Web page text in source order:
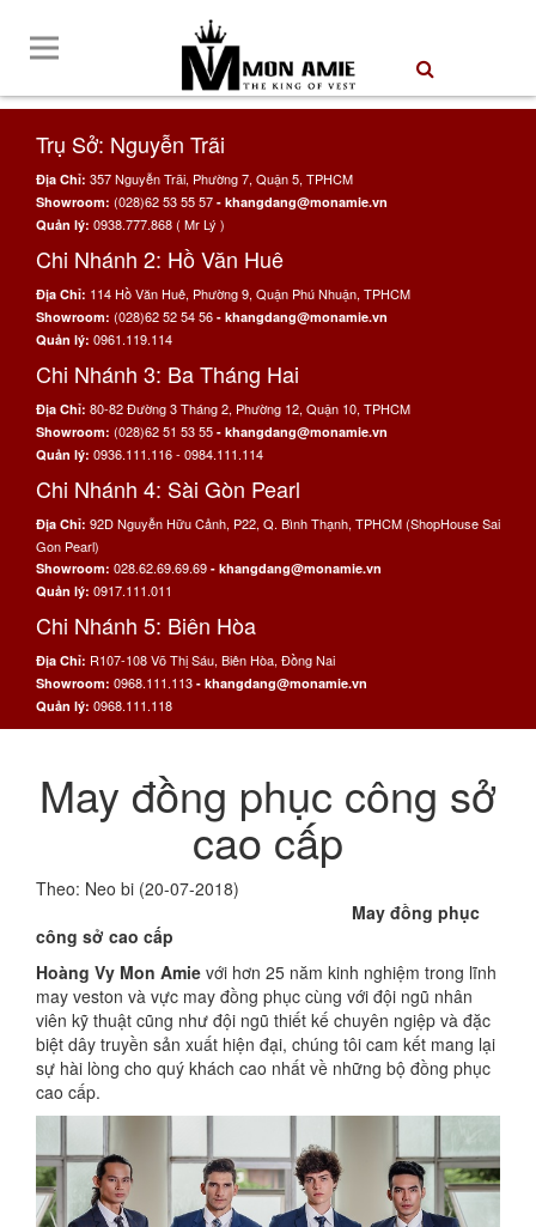
Trụ Sở: Nguyễn Trãi
Địa Chỉ: 357 Nguyễn Trãi, Phường 7, Quận 5, TPHCM
Showroom: (028)62 53 55 57 - khangdang@monamie.vn
Quản lý: 0938.777.868 ( Mr Lý )
Chi Nhánh 2: Hồ Văn Huê
Địa Chỉ: 114 Hồ Văn Huê, Phường 9, Quận Phú Nhuận, TPHCM
Showroom: (028)62 52 54 56 - khangdang@monamie.vn
Quản lý: 0961.119.114
Chi Nhánh 3: Ba Tháng Hai
Địa Chỉ: 80-82 Đường 3 Tháng 2, Phường 12, Quận 10, TPHCM
Showroom: (028)62 51 53 55 - khangdang@monamie.vn
Quản lý: 0936.111.116 - 0984.111.114
Chi Nhánh 4: Sài Gòn Pearl
Địa Chỉ: 92D Nguyễn Hữu Cảnh, P22, Q. Bình Thạnh, TPHCM (ShopHouse Sai
Gon Pearl)
Showroom: 028.62.69.69.69 - khangdang@monamie.vn
Quản lý: 0917.111.011
Chi Nhánh 5: Biên Hòa
Địa Chỉ: R107-108 Võ Thị Sáu, Biên Hòa, Đồng Nai
Showroom: 0968.111.113 - khangdang@monamie.vn
Quản lý: 0968.111.118
May đồng phục công sở
cao cấp
Theo: Neo bi (20-07-2018)
May đồng phục
công sở cao cấp
Hoàng Vy Mon Amie với hơn 25 năm kinh nghiệm trong lĩnh
may veston và vực may đồng phục cùng với đội ngũ nhân
viên kỹ thuật cũng như đội ngũ thiết kế chuyên ngiệp và đặc
biệt dây truyền sản xuất hiện đại, chúng tôi cam kết mang lại
sự hài lòng cho quý khách cao nhất về những bộ đồng phục
cao cấp.